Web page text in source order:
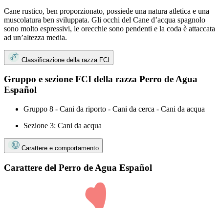
Cane rustico, ben proporzionato, possiede una natura atletica e una
muscolatura ben sviluppata. Gli occhi del Cane d’acqua spagnolo
sono molto espressivi, le orecchie sono pendenti e la coda è attaccata
ad un’altezza media.
Classificazione della razza FCI
Gruppo e sezione FCI della razza Perro de Agua
Español
Gruppo 8 - Cani da riporto - Cani da cerca - Cani da acqua
Sezione 3: Cani da acqua
Carattere e comportamento
Carattere del Perro de Agua Español